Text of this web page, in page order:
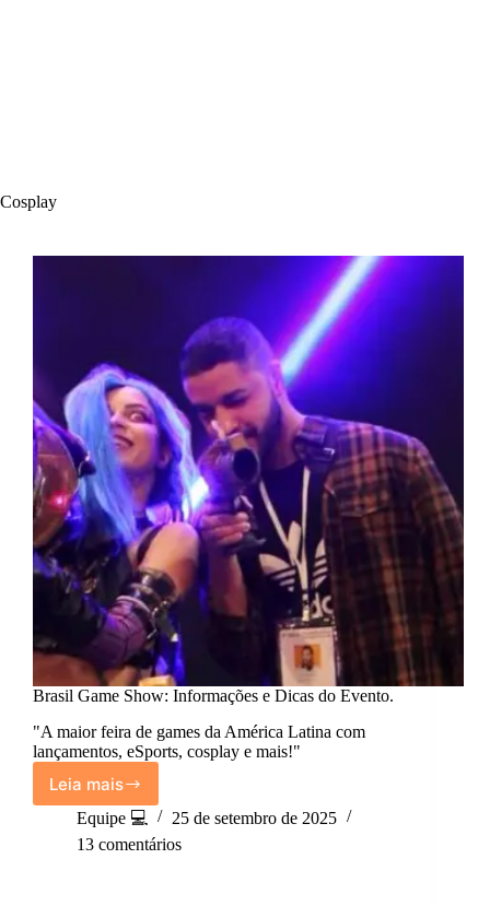
Cosplay
Brasil Game Show: Informações e Dicas do Evento.
"A maior feira de games da América Latina com
lançamentos, eSports, cosplay e mais!"
Leia mais
Brasil
Game
Show:
Informações
Equipe 💻
25 de setembro de 2025
13 comentários